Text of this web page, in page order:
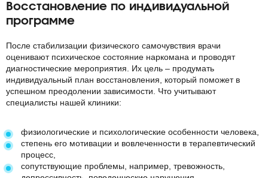
Восстановление по индивидуальной
программе
После стабилизации физического самочувствия врачи
оценивают психическое состояние наркомана и проводят
диагностические мероприятия. Их цель – продумать
индивидуальный план восстановления, который поможет в
успешном преодолении зависимости. Что учитывают
специалисты нашей клиники:
физиологические и психологические особенности человека,
степень его мотивации и вовлеченности в терапевтический
процесс,
сопутствующие проблемы, например, тревожность,